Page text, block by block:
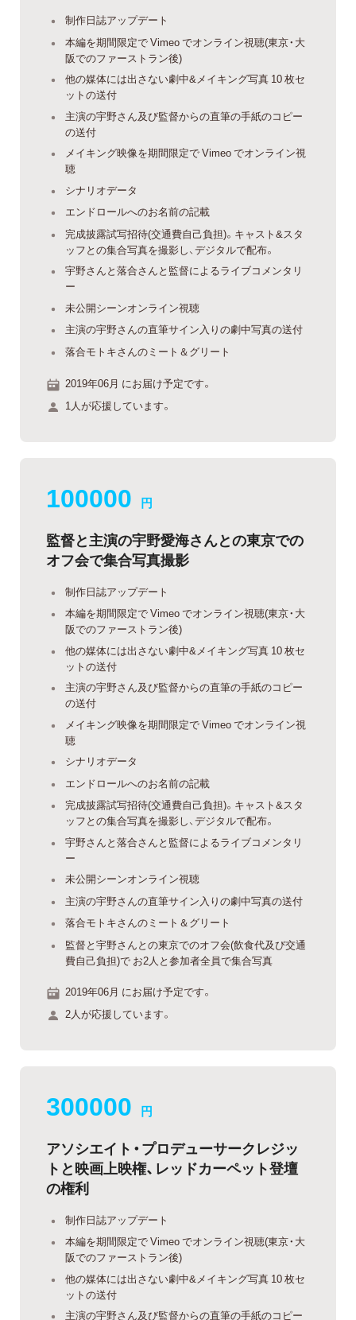
制作日誌アップデート
本編を期間限定で Vimeo でオンライン視聴(東京・大
阪でのファーストラン後)
他の媒体には出さない劇中&メイキング写真 10 枚セ
ットの送付
主演の宇野さん及び監督からの直筆の手紙のコピー
の送付
メイキング映像を期間限定で Vimeo でオンライン視
聴
シナリオデータ
エンドロールへのお名前の記載
完成披露試写招待(交通費自己負担)。キャスト&スタ
ッフとの集合写真を撮影し、デジタルで配布。
宇野さんと落合さんと監督によるライブコメンタリ
ー
未公開シーンオンライン視聴
主演の宇野さんの直筆サイン入りの劇中写真の送付
落合モトキさんのミート＆グリート
2019年06月 にお届け予定です。
1人が応援しています。
100000 円
監督と主演の宇野愛海さんとの東京での
オフ会で集合写真撮影
制作日誌アップデート
本編を期間限定で Vimeo でオンライン視聴(東京・大
阪でのファーストラン後)
他の媒体には出さない劇中&メイキング写真 10 枚セ
ットの送付
主演の宇野さん及び監督からの直筆の手紙のコピー
の送付
メイキング映像を期間限定で Vimeo でオンライン視
聴
シナリオデータ
エンドロールへのお名前の記載
完成披露試写招待(交通費自己負担)。キャスト&スタ
ッフとの集合写真を撮影し、デジタルで配布。
宇野さんと落合さんと監督によるライブコメンタリ
ー
未公開シーンオンライン視聴
主演の宇野さんの直筆サイン入りの劇中写真の送付
落合モトキさんのミート＆グリート
監督と宇野さんとの東京でのオフ会(飲食代及び交通
費自己負担)で お2人と参加者全員で集合写真
2019年06月 にお届け予定です。
2人が応援しています。
300000 円
アソシエイト・プロデューサークレジッ
トと映画上映権、レッドカーペット登壇
の権利
制作日誌アップデート
本編を期間限定で Vimeo でオンライン視聴(東京・大
阪でのファーストラン後)
他の媒体には出さない劇中&メイキング写真 10 枚セ
ットの送付
主演の宇野さん及び監督からの直筆の手紙のコピー